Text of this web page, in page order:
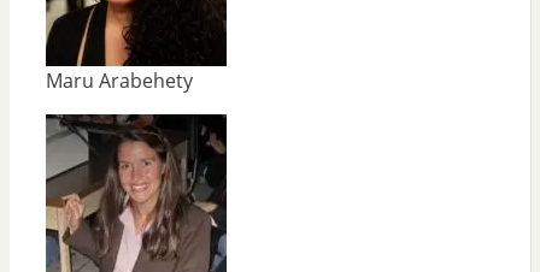
Maru Arabehety